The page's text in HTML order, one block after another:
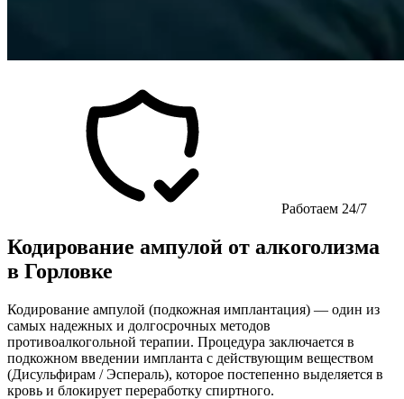
Работаем 24/7
Кодирование ампулой от алкоголизма
в Горловке
Кодирование ампулой (подкожная имплантация) — один из
самых надежных и долгосрочных методов
противоалкогольной терапии. Процедура заключается в
подкожном введении импланта с действующим веществом
(Дисульфирам / Эспераль), которое постепенно выделяется в
кровь и блокирует переработку спиртного.